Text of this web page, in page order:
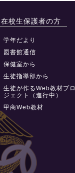
在校生保護者の方
学年だより
図書館通信
保健室から
生徒指導部から
生徒が作るWeb教材プロ
ジェクト（進行中）
甲商Web教材